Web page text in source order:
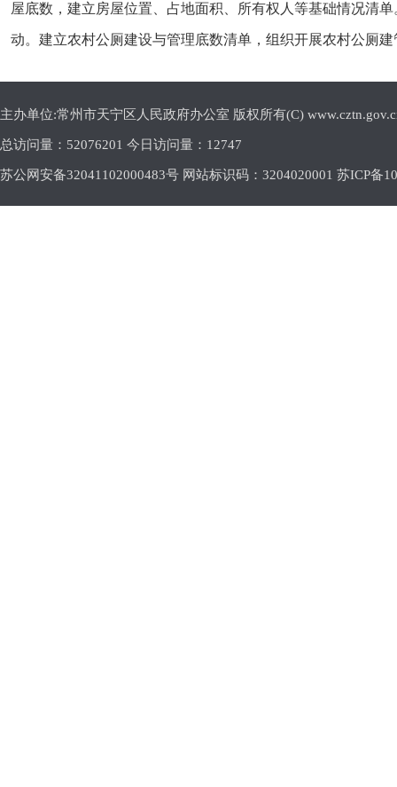
屋底数，建立房屋位置、占地面积、所有权人等基础情况清
动。建立农村公厕建设与管理底数清单，组织开展农村公厕
主办单位:常州市天宁区人民政府办公室 版权所有(C)
总访问量： 52076201 今日访问量： 12747
苏公网安备32041102000483号 网站标识码：3204020001 苏ICP备